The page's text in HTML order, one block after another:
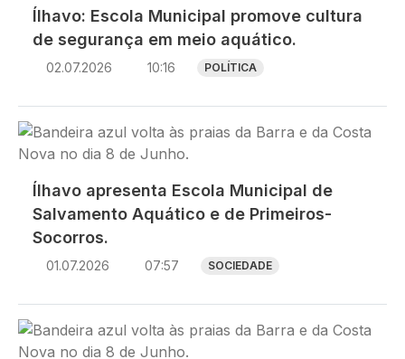
Ílhavo: Escola Municipal promove cultura
de segurança em meio aquático.
02.07.2026 10:16 POLÍTICA
Imagem
Ílhavo apresenta Escola Municipal de
Salvamento Aquático e de Primeiros-
Socorros.
01.07.2026 07:57 SOCIEDADE
Imagem